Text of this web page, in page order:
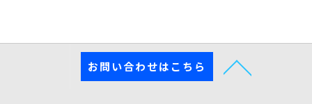
お問い合わせはこちら